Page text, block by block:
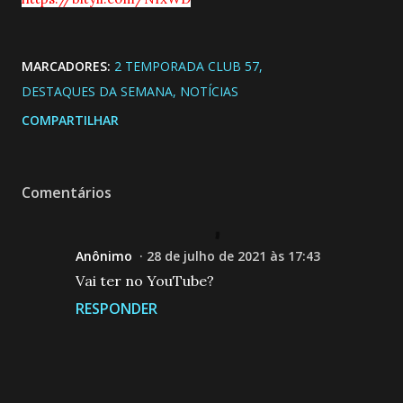
MARCADORES: 2 TEMPORADA CLUB 57
DESTAQUES DA SEMANA NOTÍCIAS
COMPARTILHAR
Comentários
Anônimo 28 de julho de 2021 às 17:43
Vai ter no YouTube?
RESPONDER